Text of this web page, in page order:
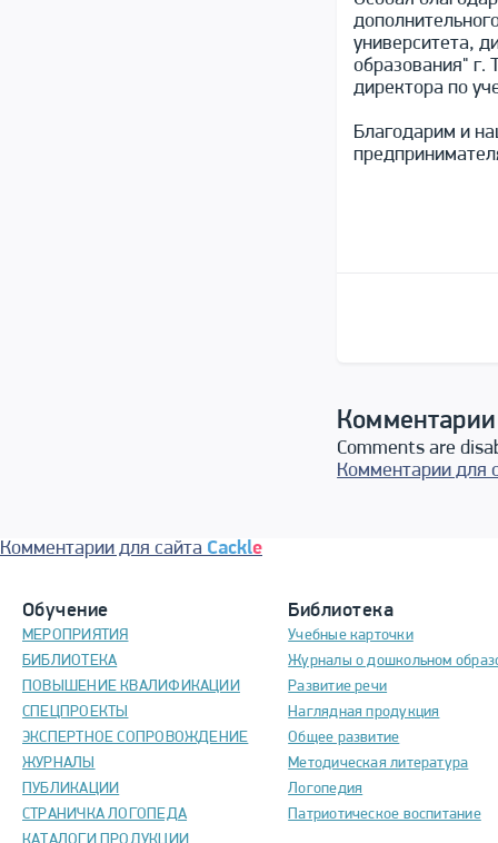
университета,
образования" г.
директора по
Благодарим и
Comments are
Комментарии для
Комментарии для сайта Cackle
Обучение
МЕРОПРИЯТИЯ
БИБЛИОТЕКА
ПОВЫШЕНИЕ КВАЛИФИКАЦИИ
СПЕЦПРОЕКТЫ
ЭКСПЕРТНОЕ СОПРОВОЖДЕНИЕ
ЖУРНАЛЫ
ПУБЛИКАЦИИ
СТРАНИЧКА ЛОГОПЕДА
Библиотека
Учебные карточки
Журналы о дошкольном
Развитие речи
Наглядная продукция
Общее развитие
Методическая литература
Логопедия
Патриотическое воспитание